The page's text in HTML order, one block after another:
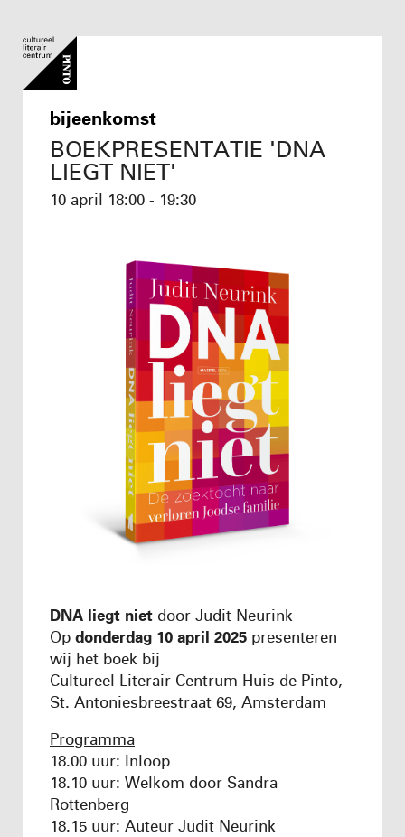
bijeenkomst
BOEKPRESENTATIE 'DNA
LIEGT NIET'
10 april 18:00 - 19:30
DNA liegt niet door Judit Neurink
Op donderdag 10 april 2025 presenteren
wij het boek bij
Cultureel Literair Centrum Huis de Pinto,
St. Antoniesbreestraat 69, Amsterdam
Programma
18.00 uur: Inloop
18.10 uur: Welkom door Sandra
Rottenberg
18.15 uur: Auteur Judit Neurink